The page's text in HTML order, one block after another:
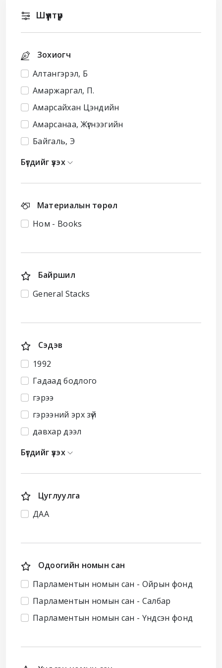
Шүүлтүүр
Зохиогч
Алтангэрэл, Б
Амаржаргал, П.
Амарсайхан Цэндийн
Амарсанаа, Жүгнээгийн
Байгаль, Э
Бүгдийг үзэх
Материалын төрөл
Ном - Books
Байршил
General Stacks
Сэдэв
1992
Гадаад бодлого
гэрээ
гэрээний эрх зүй
давхар дээл
Бүгдийг үзэх
Цуглуулга
ДАА
Одоогийн номын сан
Парламентын номын сан - Ойрын фонд
Парламентын номын сан - Салбар
Парламентын номын сан - Үндсэн фонд